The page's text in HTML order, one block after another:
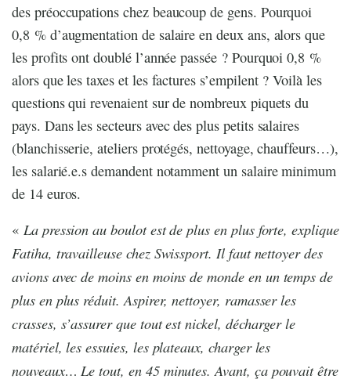
des préoccupations chez beaucoup de gens. Pourquoi
0,8 % d’augmentation de salaire en deux ans, alors que
les profits ont doublé l’année passée ? Pourquoi 0,8 %
alors que les taxes et les factures s’empilent ? Voilà les
questions qui revenaient sur de nombreux piquets du
pays. Dans les secteurs avec des plus petits salaires
(blanchisserie, ateliers protégés, nettoyage, chauffeurs…),
les salarié.e.s demandent notamment un salaire minimum
de 14 euros.
« La pression au boulot est de plus en plus forte, explique
Fatiha, travailleuse chez Swissport. Il faut nettoyer des
avions avec de moins en moins de monde en un temps de
plus en plus réduit. Aspirer, nettoyer, ramasser les
crasses, s’assurer que tout est nickel, décharger le
matériel, les essuies, les plateaux, charger les
nouveaux… Le tout, en 45 minutes. Avant, ça pouvait être